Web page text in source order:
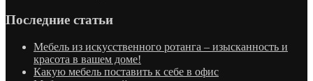
Последние статьи
Мебель из искусственного ротанга – изысканность и
красота в вашем доме!
Какую мебель поставить к себе в офис